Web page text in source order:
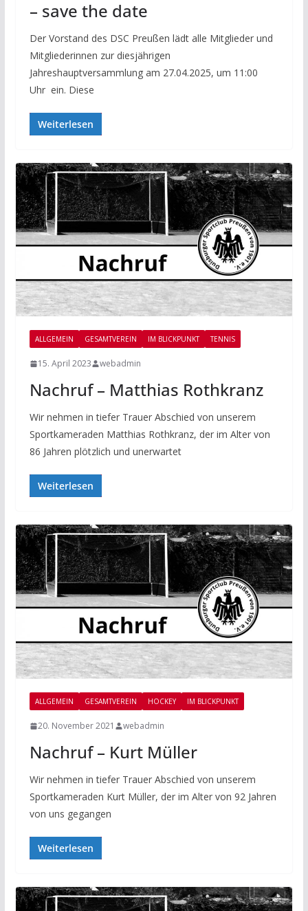
– save the date
Der Vorstand des DSC Preußen lädt alle Mitglieder und
Mitgliederinnen zur diesjährigen
Jahreshauptversammlung am 27.04.2025, um 11:00
Uhr ein. Diese
Weiterlesen
ALLGEMEIN GESAMTVEREIN IM BLICKPUNKT TENNIS
15. April 2023 webadmin
Nachruf – Matthias Rothkranz
Wir nehmen in tiefer Trauer Abschied von unserem
Sportkameraden Matthias Rothkranz, der im Alter von
86 Jahren plötzlich und unerwartet
Weiterlesen
ALLGEMEIN GESAMTVEREIN HOCKEY IM BLICKPUNKT
20. November 2021 webadmin
Nachruf – Kurt Müller
Wir nehmen in tiefer Trauer Abschied von unserem
Sportkameraden Kurt Müller, der im Alter von 92 Jahren
von uns gegangen
Weiterlesen